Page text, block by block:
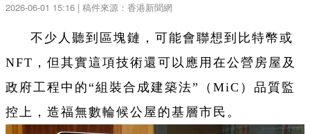
2026-06-01 15:16 | 稿件來源：香港新聞網
不少人聽到區塊鏈，可能會聯想到比特幣或
NFT，但其實這項技術還可以應用在公營房屋及
政府工程中的“組裝合成建築法”（MiC）品質監
控上，造福無數輪候公屋的基層市民。